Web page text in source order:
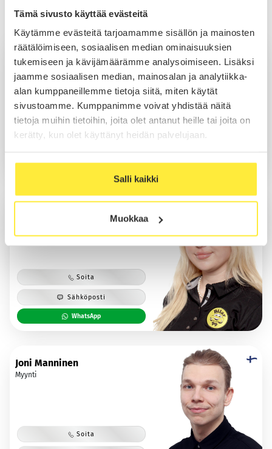
Tämä sivusto käyttää evästeitä
Käytämme evästeitä tarjoamamme sisällön ja mainosten
räätälöimiseen, sosiaalisen median ominaisuuksien
tukemiseen ja kävijämäärämme analysoimiseen. Lisäksi
jaamme sosiaalisen median, mainosalan ja analytiikka-
alan kumppaneillemme tietoja siitä, miten käytät
sivustoamme. Kumppanimme voivat yhdistää näitä
tietoja muihin tietoihin, joita olet antanut heille tai joita on
kerätty, kun olet käyttänyt heidän palvelujaan.
Salli kaikki
Muokkaa
Myynti Lahti
Julius Pykälistö
Myynti
Soita
Sähköposti
Kia Pöysti
Soita
Sähköposti
WhatsApp
Joni Manninen
Myynti
Soita